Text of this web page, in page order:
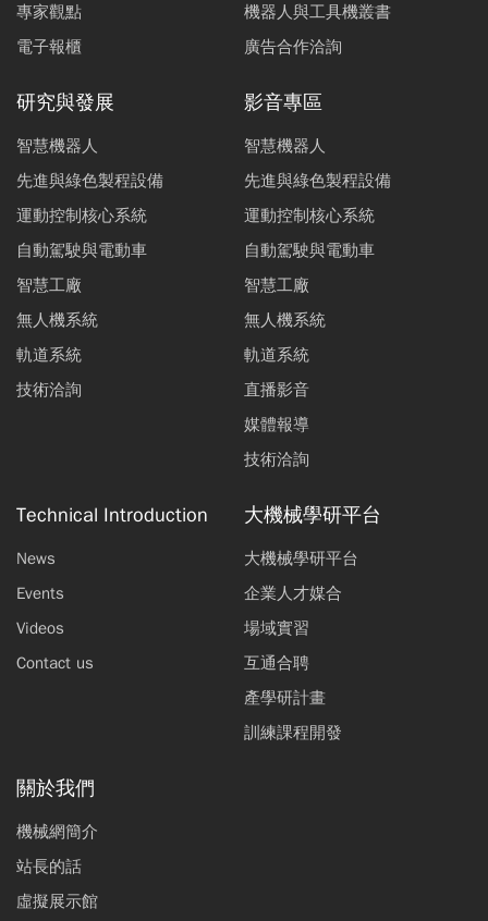
專家觀點
電子報櫃
機器人與工具機叢書
廣告合作洽詢
研究與發展
智慧機器人
先進與綠色製程設備
運動控制核心系統
自動駕駛與電動車
智慧工廠
無人機系統
軌道系統
技術洽詢
影音專區
智慧機器人
先進與綠色製程設備
運動控制核心系統
自動駕駛與電動車
智慧工廠
無人機系統
軌道系統
直播影音
媒體報導
技術洽詢
Technical Introduction
News
Events
Videos
Contact us
大機械學研平台
大機械學研平台
企業人才媒合
場域實習
互通合聘
產學研計畫
訓練課程開發
關於我們
機械網簡介
站長的話
虛擬展示館